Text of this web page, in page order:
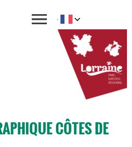
CÔTES DE